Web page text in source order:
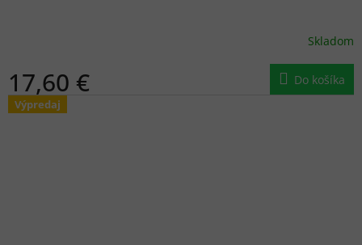
Skladom
17,60 € Do košíka
Výpredaj